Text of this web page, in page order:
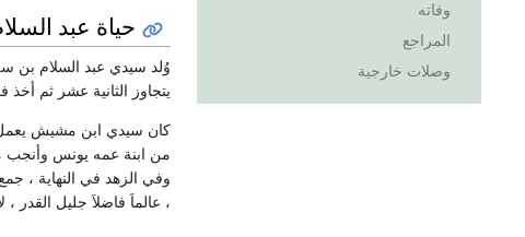
وفاته
المراجع
وصلات خارجية
حياة عبد
وُلد سيدي عبد السلام بن
يتجاوز الثانية عشر ثم
كان سيدي ابن مشيش
من ابنة عمه يونس وأنجب
وفي الزهد في النهاية ،
، عالماَ فاضلاَ جليل القدر